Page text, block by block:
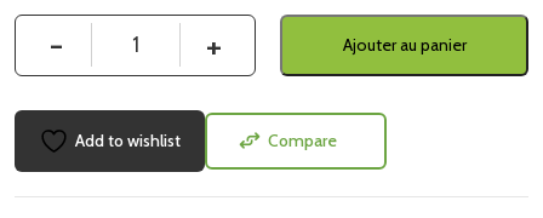
Ajouter au panier
Add to wishlist Compare